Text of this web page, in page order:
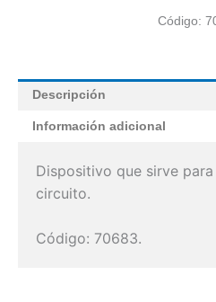
Código:
Descripción
Información adicional
Dispositivo que sirve
circuito.
Código: 70683.